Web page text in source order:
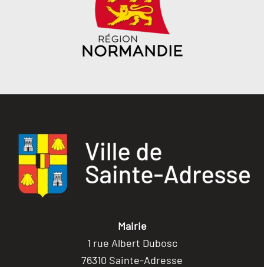
Mairie
1 rue Albert Dubosc
76310 Sainte-Adresse